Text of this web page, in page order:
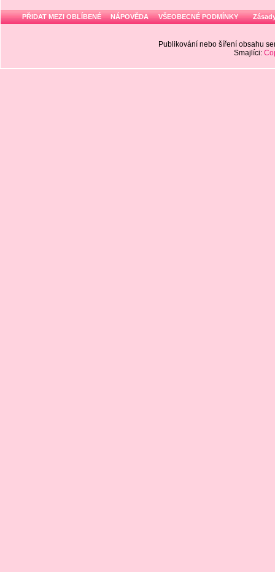
PŘIDAT MEZI OBLÍBENÉ NÁPOVĚDA VŠEOBECNÉ PODMÍNKY
Publikování nebo šíření obsahu
Smajlíci: